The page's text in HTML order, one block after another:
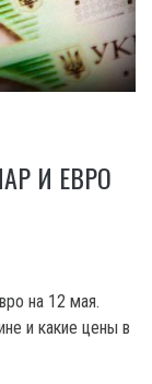
И ЕВРО
на 12 мая.
и какие цены в